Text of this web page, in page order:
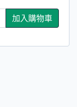
加入購物車